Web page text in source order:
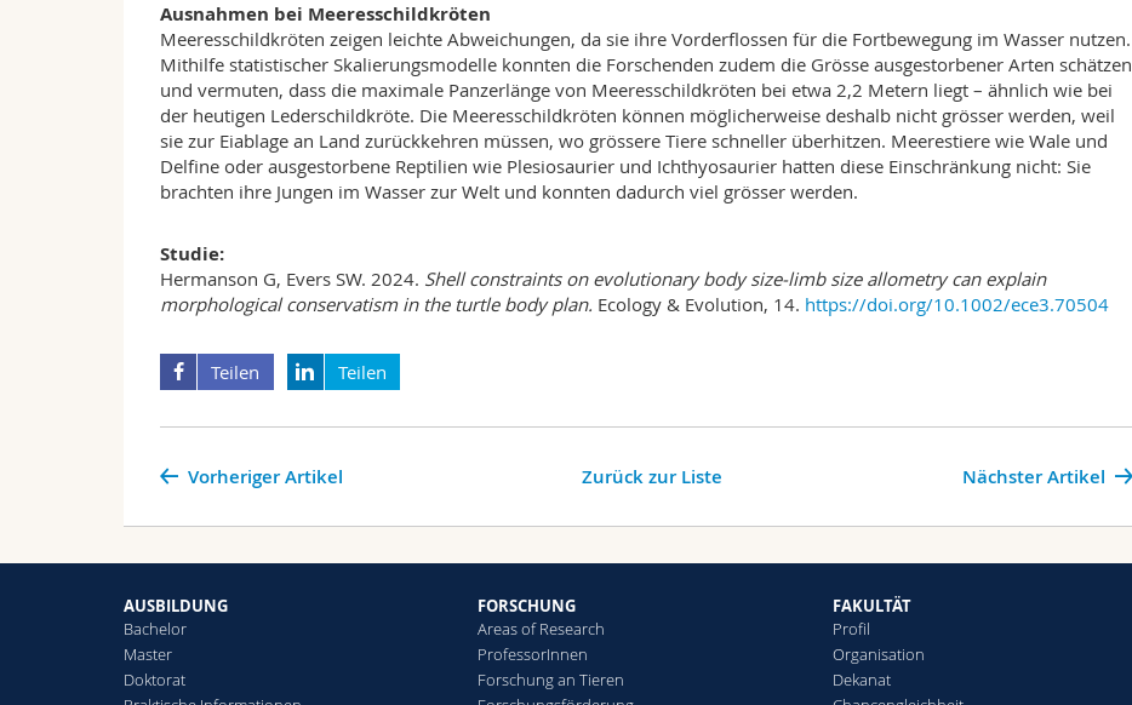
Ausnahmen bei Meeresschildkröten
Meeresschildkröten zeigen leichte Abweichungen, da sie ihre Vorderflossen für die Fortbewegung im Wasser nutzen.
Mithilfe statistischer Skalierungsmodelle konnten die Forschenden zudem die Grösse ausgestorbener Arten schätzen
und vermuten, dass die maximale Panzerlänge von Meeresschildkröten bei etwa 2,2 Metern liegt – ähnlich wie bei
der heutigen Lederschildkröte. Die Meeresschildkröten können möglicherweise deshalb nicht grösser werden, weil
sie zur Eiablage an Land zurückkehren müssen, wo grössere Tiere schneller überhitzen. Meerestiere wie Wale und
Delfine oder ausgestorbene Reptilien wie Plesiosaurier und Ichthyosaurier hatten diese Einschränkung nicht: Sie
brachten ihre Jungen im Wasser zur Welt und konnten dadurch viel grösser werden.
Studie:
Hermanson G, Evers SW. 2024. Shell constraints on evolutionary body size-limb size allometry can explain
morphological conservatism in the turtle body plan. Ecology & Evolution, 14. https://doi.org/10.1002/ece3.70504
Teilen Teilen
Nächster Artikel
Vorheriger Artikel Zurück zur Liste
AUSBILDUNG
Bachelor
Master
Doktorat
FORSCHUNG
Areas of Research
ProfessorInnen
Forschung an Tieren
FAKULTÄT
Profil
Organisation
Dekanat